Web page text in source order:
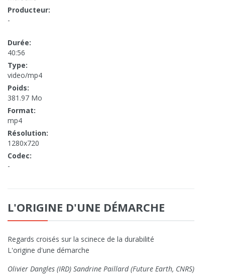
Producteur:
-
Durée:
40:56
Type:
video/mp4
Poids:
381.97 Mo
Format:
mp4
Résolution:
1280x720
Codec:
-
L'ORIGINE D'UNE DÉMARCHE
Regards croisés sur la scinece de la durabilité
L'origine d'une démarche
Olivier Dangles (IRD) Sandrine Paillard (Future Earth, CNRS)